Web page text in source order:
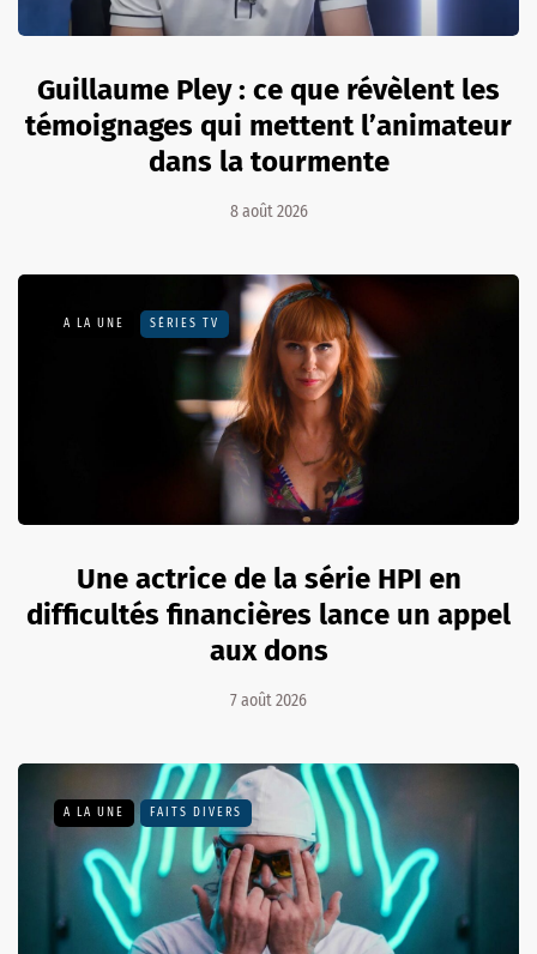
Guillaume Pley : ce que révèlent les
témoignages qui mettent l’animateur
dans la tourmente
8 août 2026
A LA UNE SÉRIES TV
Une actrice de la série HPI en
difficultés financières lance un appel
aux dons
7 août 2026
A LA UNE FAITS DIVERS